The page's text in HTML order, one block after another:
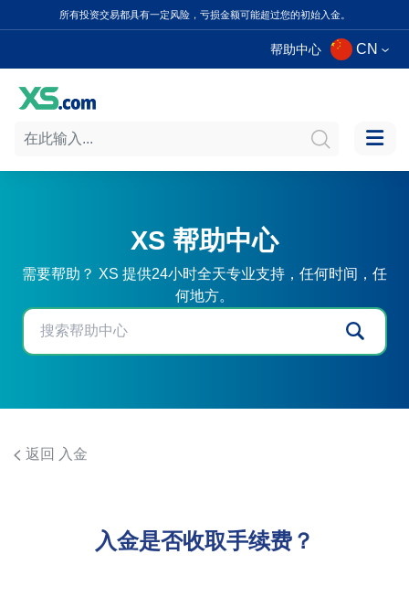
所有投资交易都具有一定风险，亏损金额可能超过您的初始入金。
帮助中心 CN
XS 帮助中心
需要帮助？ XS 提供24小时全天专业支持，任何时间，任
何地方。
返回 入金
入金是否收取手续费？